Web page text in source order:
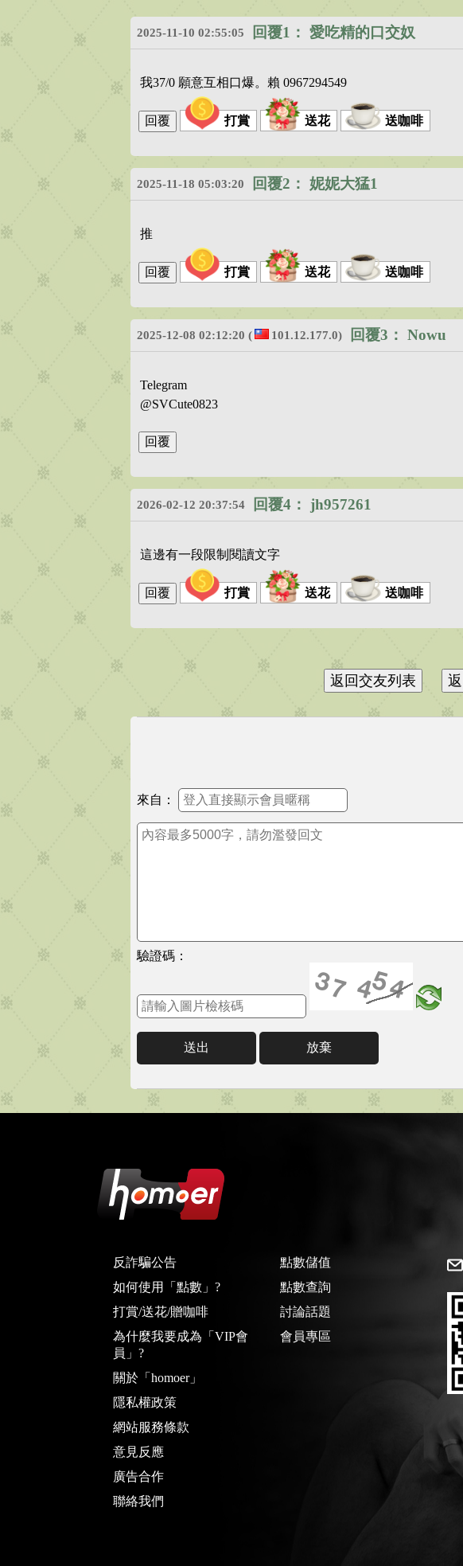
回覆1： 愛吃精的口交奴
2025-11-10 02:55:05
我37/0 願意互相口爆。賴 0967294549
打賞 送花 送咖啡
回覆2： 妮妮大猛1
2025-11-18 05:03:20
推
打賞 送花 送咖啡
回覆3： Nowu
2025-12-08 02:12:20 ( 101.12.177.0)
Telegram
@SVCute0823
回覆4： jh957261
2026-02-12 20:37:54
這邊有一段限制閱讀文字
打賞 送花 送咖啡
來自：
驗證碼：
送出 放棄
反詐騙公告
如何使用「點數」?
打賞/送花/贈咖啡
為什麼我要成為「VIP會
員」?
關於「homoer」
隱私權政策
網站服務條款
意見反應
廣告合作
聯絡我們
點數儲值
點數查詢
討論話題
會員專區